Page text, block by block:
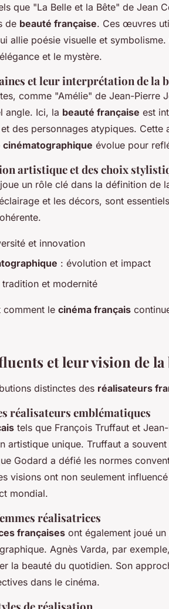
que "La Belle et la Bête" de Jean
de beauté française. Ces œuvres
allie poésie visuelle et
et le mystère.
et leur interprétation de la
comme "Amélie" de Jean-Pierre
angle. Ici, la beauté française est
des personnages atypiques.
évolue pour
artistique et des choix
un rôle clé dans la définition de
et les décors, sont
et innovation
: évolution et impact
tradition et modernité
comment le cinéma français
et leur vision de la
distinctes des réalisateurs
réalisateurs emblématiques
tels que François Truffaut et
artistique unique. Truffaut a
Godard a défié les normes
visions ont non seulement
mondial.
réalisatrices
françaises ont également joué
Agnès Varda, par
la beauté du quotidien. Son
dans le cinéma.